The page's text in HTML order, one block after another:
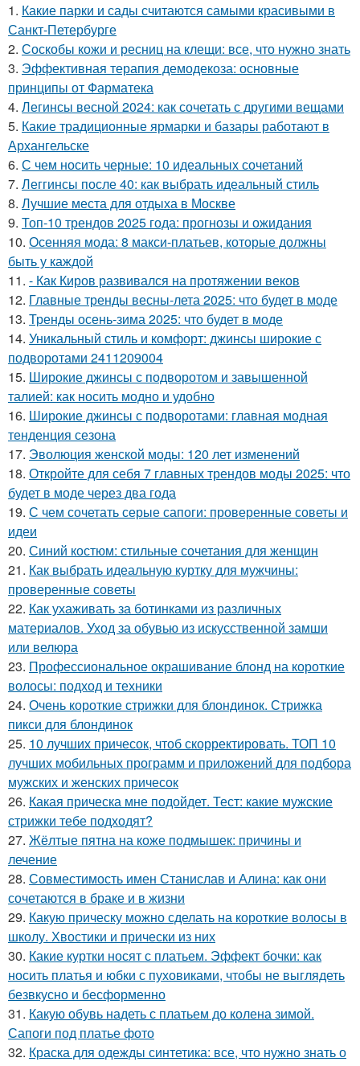
1. Какие парки и сады считаются самыми красивыми в
Санкт-Петербурге
2. Соскобы кожи и ресниц на клещи: все, что нужно знать
3. Эффективная терапия демодекоза: основные
принципы от Фарматека
4. Легинсы весной 2024: как сочетать с другими вещами
5. Какие традиционные ярмарки и базары работают в
Архангельске
6. С чем носить черные: 10 идеальных сочетаний
7. Леггинсы после 40: как выбрать идеальный стиль
8. Лучшие места для отдыха в Москве
9. Топ-10 трендов 2025 года: прогнозы и ожидания
10. Осенняя мода: 8 макси-платьев, которые должны
быть у каждой
11. - Как Киров развивался на протяжении веков
12. Главные тренды весны-лета 2025: что будет в моде
13. Тренды осень-зима 2025: что будет в моде
14. Уникальный стиль и комфорт: джинсы широкие с
подворотами 2411209004
15. Широкие джинсы с подворотом и завышенной
талией: как носить модно и удобно
16. Широкие джинсы с подворотами: главная модная
тенденция сезона
17. Эволюция женской моды: 120 лет изменений
18. Откройте для себя 7 главных трендов моды 2025: что
будет в моде через два года
19. С чем сочетать серые сапоги: проверенные советы и
идеи
20. Синий костюм: стильные сочетания для женщин
21. Как выбрать идеальную куртку для мужчины:
проверенные советы
22. Как ухаживать за ботинками из различных
материалов. Уход за обувью из искусственной замши
или велюра
23. Профессиональное окрашивание блонд на короткие
волосы: подход и техники
24. Очень короткие стрижки для блондинок. Стрижка
пикси для блондинок
25. 10 лучших причесок, чтоб скорректировать. ТОП 10
лучших мобильных программ и приложений для подбора
мужских и женских причесок
26. Какая прическа мне подойдет. Тест: какие мужские
стрижки тебе подходят?
27. Жёлтые пятна на коже подмышек: причины и
лечение
28. Совместимость имен Станислав и Алина: как они
сочетаются в браке и в жизни
29. Какую прическу можно сделать на короткие волосы в
школу. Хвостики и прически из них
30. Какие куртки носят с платьем. Эффект бочки: как
носить платья и юбки с пуховиками, чтобы не выглядеть
безвкусно и бесформенно
31. Какую обувь надеть с платьем до колена зимой.
Сапоги под платье фото
32. Краска для одежды синтетика: все, что нужно знать о